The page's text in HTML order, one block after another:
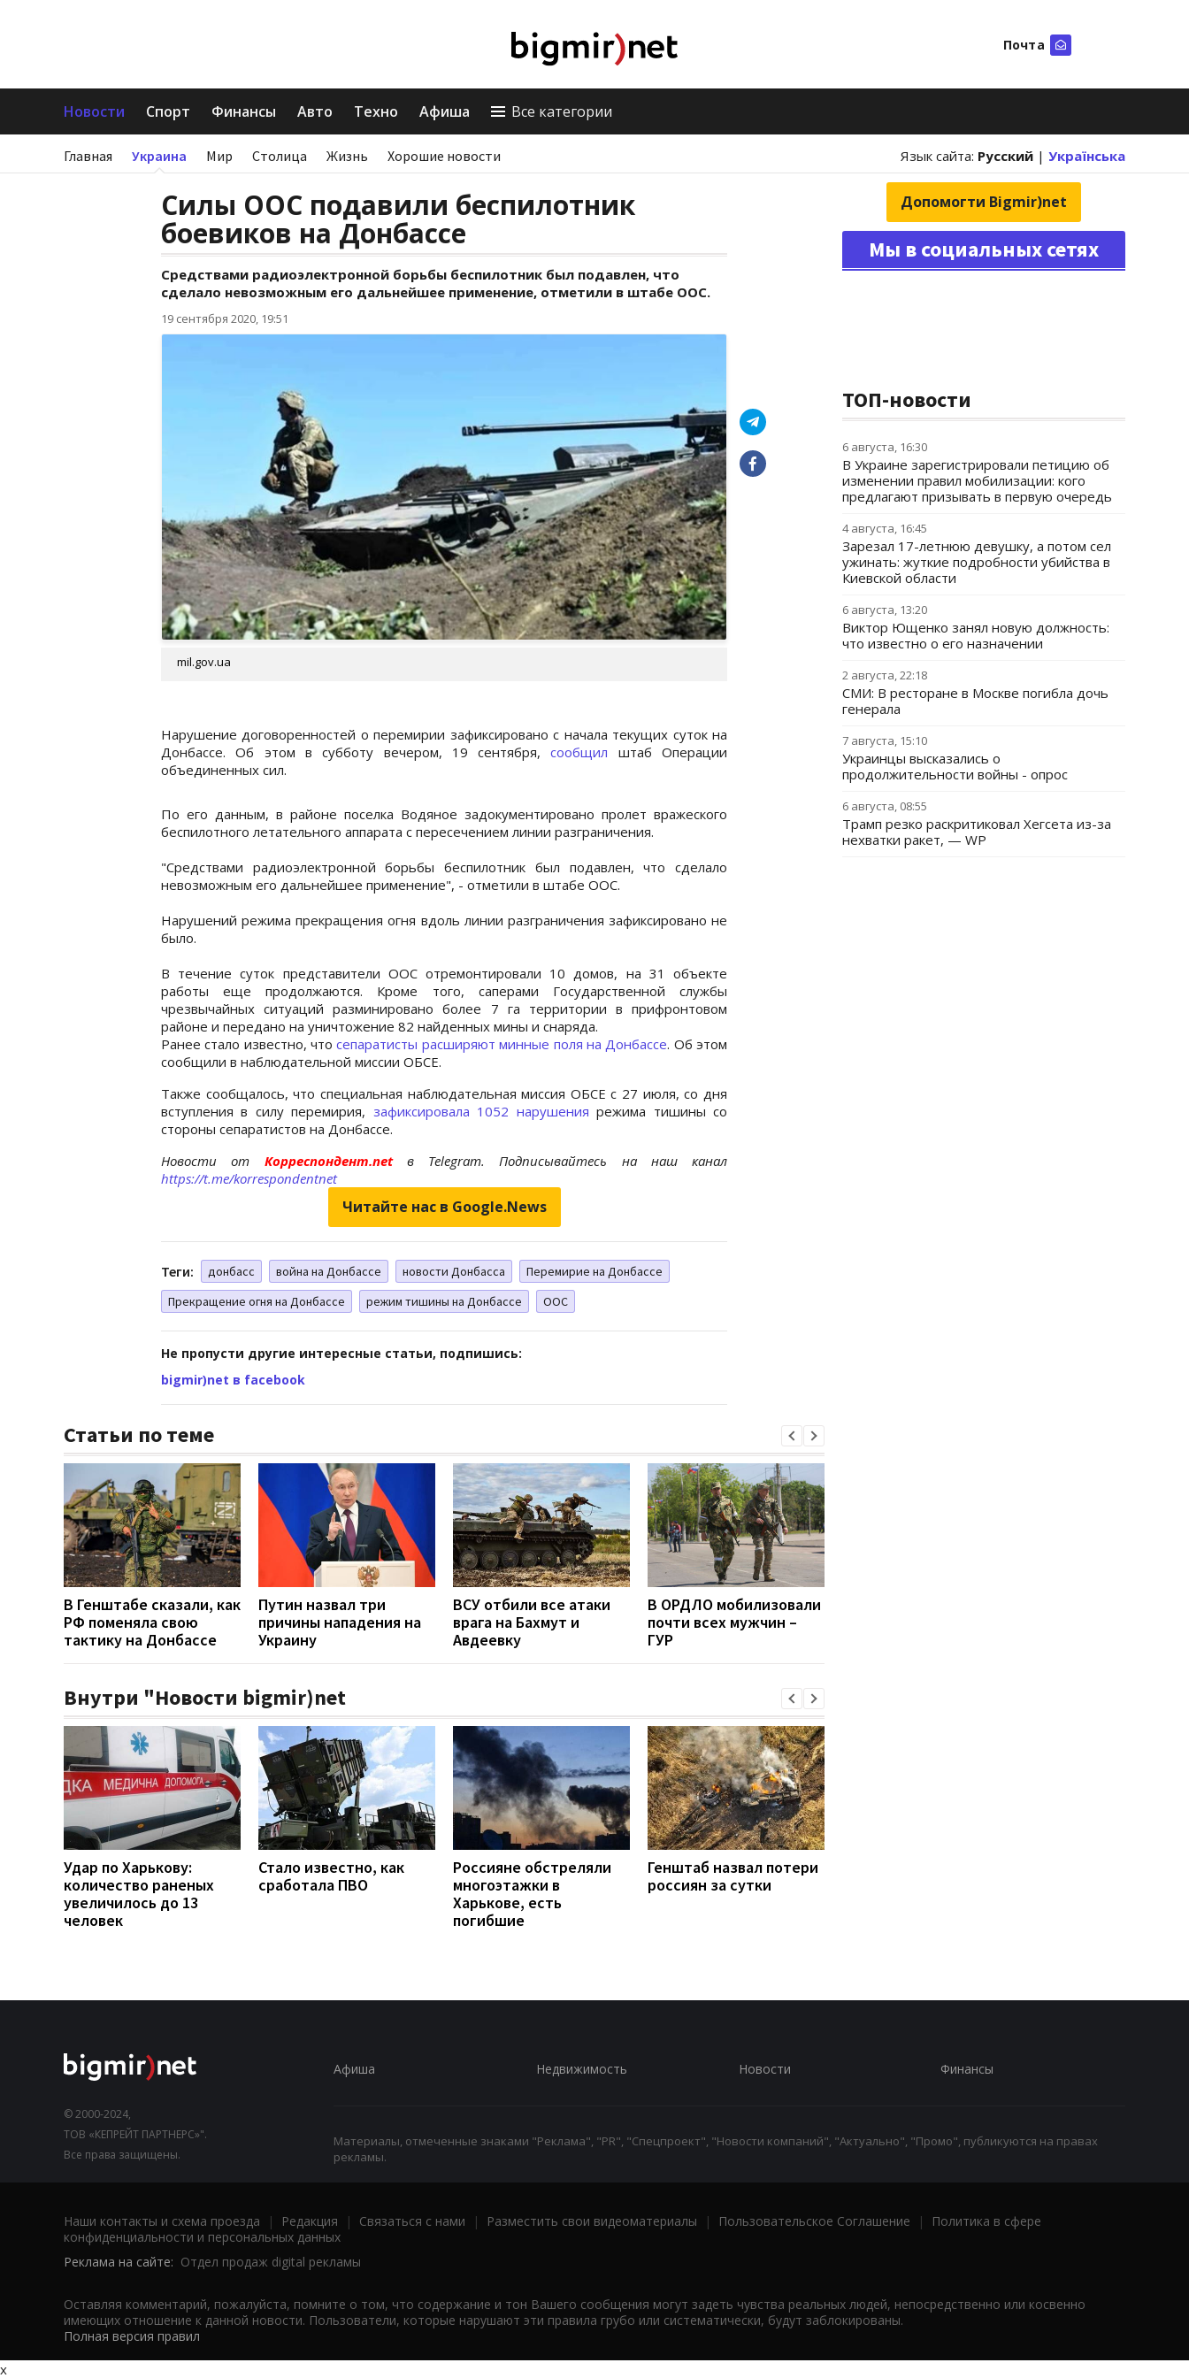
Почта
Новости Спорт Финансы Авто Техно Афиша Все категории
Главная Украина Мир Столица Жизнь Хорошие новости Язык сайта: Русский | Українська
Силы ООС подавили беспилотник
боевиков на Донбассе
Средствами радиоэлектронной борьбы беспилотник был подавлен, что
сделало невозможным его дальнейшее применение, отметили в штабе ООС.
19 сентября 2020, 19:51
mil.gov.ua
Нарушение договоренностей о перемирии зафиксировано с начала текущих суток на
Донбассе. Об этом в субботу вечером, 19 сентября,сообщил штаб Операции
объединенных сил.
По его данным, в районе поселка Водяное задокументировано пролет вражеского
беспилотного летательного аппарата с пересечением линии разграничения.
"Средствами радиоэлектронной борьбы беспилотник был подавлен, что сделало
невозможным его дальнейшее применение", - отметили в штабе ООС.
Нарушений режима прекращения огня вдоль линии разграничения зафиксировано не
было.
В течение суток представители ООС отремонтировали 10 домов, на 31 объекте
работы еще продолжаются. Кроме того, саперами Государственной службы
чрезвычайных ситуаций разминировано более 7 га территории в прифронтовом
районе и передано на уничтожение 82 найденных мины и снаряда.
Ранее стало известно, чтосепаратисты расширяют минные поля на Донбассе. Об этом
сообщили в наблюдательной миссии ОБСЕ.
Также сообщалось, что специальная наблюдательная миссия ОБСЕ с 27 июля, со дня
вступления в силу перемирия, зафиксировала 1052 нарушения режима тишины со
стороны сепаратистов на Донбассе.
Новости от Корреспондент.net в Telegram. Подписывайтесь на наш канал
https://t.me/korrespondentnet
Читайте нас в Google.News
Теги: донбасс война на Донбассе новости Донбасса
Перемирие на Донбассе
Прекращение огня на Донбассе
режим тишины на Донбассе ООС
Не пропусти другие интересные статьи, подпишись:
bigmir)net в facebook
Статьи по теме
В Генштабе сказали, как
РФ поменяла свою
тактику на Донбассе
Путин назвал три
причины нападения на
Украину
ВСУ отбили все атаки
врага на Бахмут и
Авдеевку
В ОРДЛО мобилизовали
почти всех мужчин –
ГУР
Внутри "Новости bigmir)net
Удар по Харькову:
количество раненых
увеличилось до 13
человек
Стало известно, как
сработала ПВО
Россияне обстреляли
многоэтажки в
Харькове, есть
погибшие
Генштаб назвал потери
россиян за сутки
Допомогти Bigmir)net
Мы в социальных сетях
ТОП-новости
6 августа, 16:30
В Украине зарегистрировали петицию об
изменении правил мобилизации: кого
предлагают призывать в первую очередь
4 августа, 16:45
Зарезал 17-летнюю девушку, а потом сел
ужинать: жуткие подробности убийства в
Киевской области
6 августа, 13:20
Виктор Ющенко занял новую должность:
что известно о его назначении
2 августа, 22:18
СМИ: В ресторане в Москве погибла дочь
генерала
7 августа, 15:10
Украинцы высказались о
продолжительности войны - опрос
6 августа, 08:55
Трамп резко раскритиковал Хегсета из-за
нехватки ракет, — WP
© 2000-2024,
ТОВ «КЕПРЕЙТ ПАРТНЕРС»".
Все права защищены.
Афиша Недвижимость Новости Финансы
Материалы, отмеченные знаками "Реклама", "PR", "Спецпроект", "Новости компаний", "Актуально", "Промо", публикуются на правах
рекламы.
Наши контакты и схема проезда | Редакция | Связаться с нами | Разместить свои видеоматериалы | Пользовательское Соглашение |
Политика в сфере
конфиденциальности и персональных данных
Реклама на сайте: Отдел продаж digital рекламы
Оставляя комментарий, пожалуйста, помните о том, что содержание и тон Вашего сообщения могут задеть чувства реальных людей, непосредственно или косвенно
имеющих отношение к данной новости. Пользователи, которые нарушают эти правила грубо или систематически, будут заблокированы.
Полная версия правил
x